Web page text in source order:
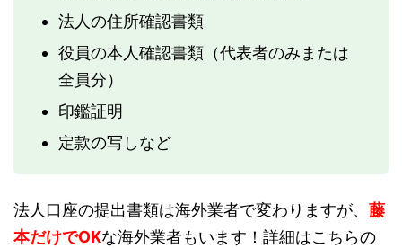
法人の住所確認書類
役員の本人確認書類（代表者のみまたは
全員分）
印鑑証明
定款の写しなど
法人口座の提出書類は海外業者で変わりますが、 藤
本だけでOKな海外業者もいます！詳細はこちらの